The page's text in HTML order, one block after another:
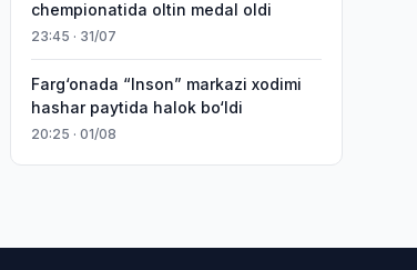
chempionatida oltin medal oldi
23:45 · 31/07
Farg‘onada “Inson” markazi xodimi
hashar paytida halok bo‘ldi
20:25 · 01/08